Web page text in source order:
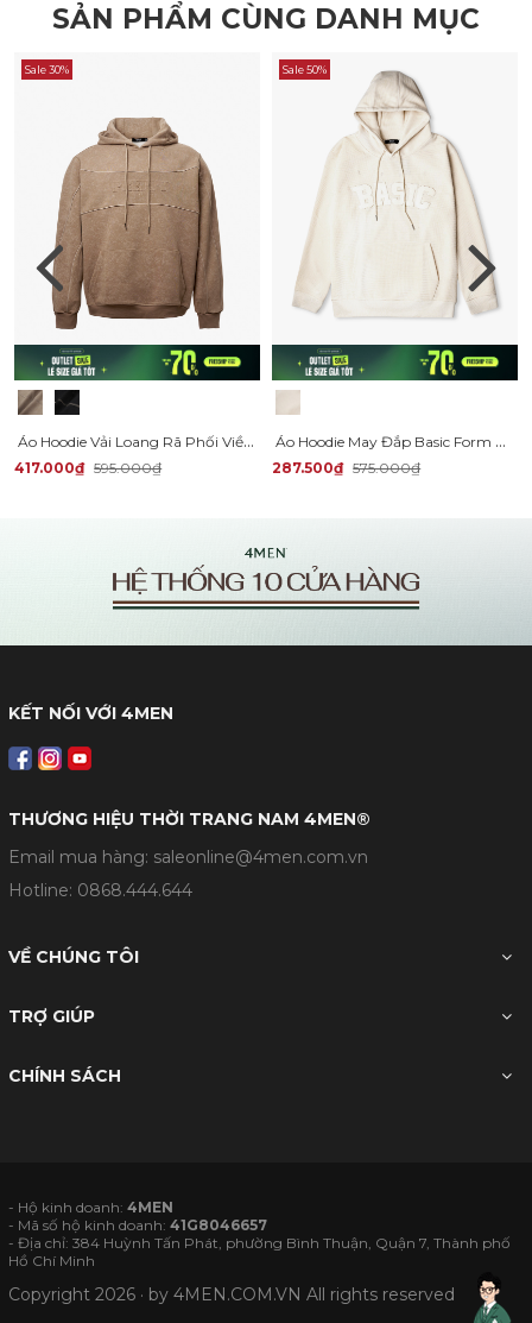
SẢN PHẨM CÙNG DANH MỤC
Sale 30%
Áo Hoodie Vải Loang Rã Phối Viền Lé In Dập Nổi Preppy Form Regular AH008
417.000₫ 595.000₫
Sale 50%
Áo Hoodie May Đắp Basic Form Regular AH003
287.500₫ 575.000₫
KẾT NỐI VỚI 4MEN
THƯƠNG HIỆU THỜI TRANG NAM 4MEN®
Email mua hàng: saleonline@4men.com.vn
Hotline: 0868.444.644
VỀ CHÚNG TÔI
TRỢ GIÚP
CHÍNH SÁCH
- Hộ kinh doanh:4MEN
- Mã số hộ kinh doanh:41G8046657
- Địa chỉ: 384 Huỳnh Tấn Phát, phường Bình Thuận, Quận 7, Thành phố
Hồ Chí Minh
Copyright 2026 · by4MEN.COM.VN All rights reserved